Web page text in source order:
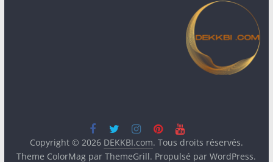
Copyright © 2026 DEKKBI.com. Tous droits réservés.
Theme ColorMag par ThemeGrill. Propulsé parWordPress.